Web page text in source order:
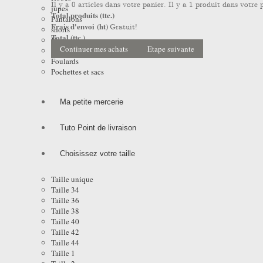
Il y a 0 articles dans votre panier. Il y a 1 produit dans votre
Total produits (ttc.)
Frais d'envoi (ht)Gratuit!
Total (ttc.)
Continuer mes achats Etape suivante
jupes
Pantalons
shorts
Vestes
Manteaux et Impers
Foulards
Pochettes et sacs
Ma petite mercerie
Tuto Point de livraison
Choisissez votre taille
Taille unique
Taille 34
Taille 36
Taille 38
Taille 40
Taille 42
Taille 44
Taille 1